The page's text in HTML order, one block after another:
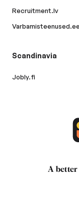
Recruitment.lv
Scandinavia
Jobly.fi
A